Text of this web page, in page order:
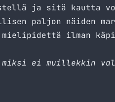
ja sitä kautta
paljon näiden
ilman
ei muillekkin